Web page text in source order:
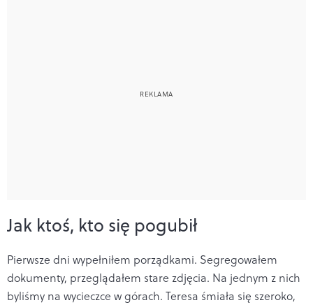
Jak ktoś, kto się pogubił
Pierwsze dni wypełniłem porządkami. Segregowałem
dokumenty, przeglądałem stare zdjęcia. Na jednym z nich
byliśmy na wycieczce w górach. Teresa śmiała się szeroko,